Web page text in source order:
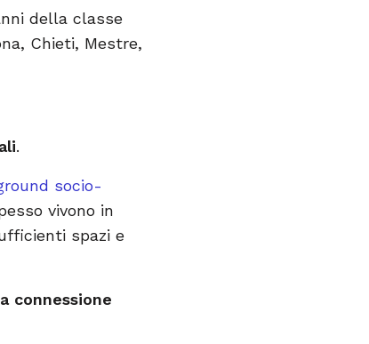
della classe
Chieti, Mestre,
.
socio-
vivono in
spazi e
connessione